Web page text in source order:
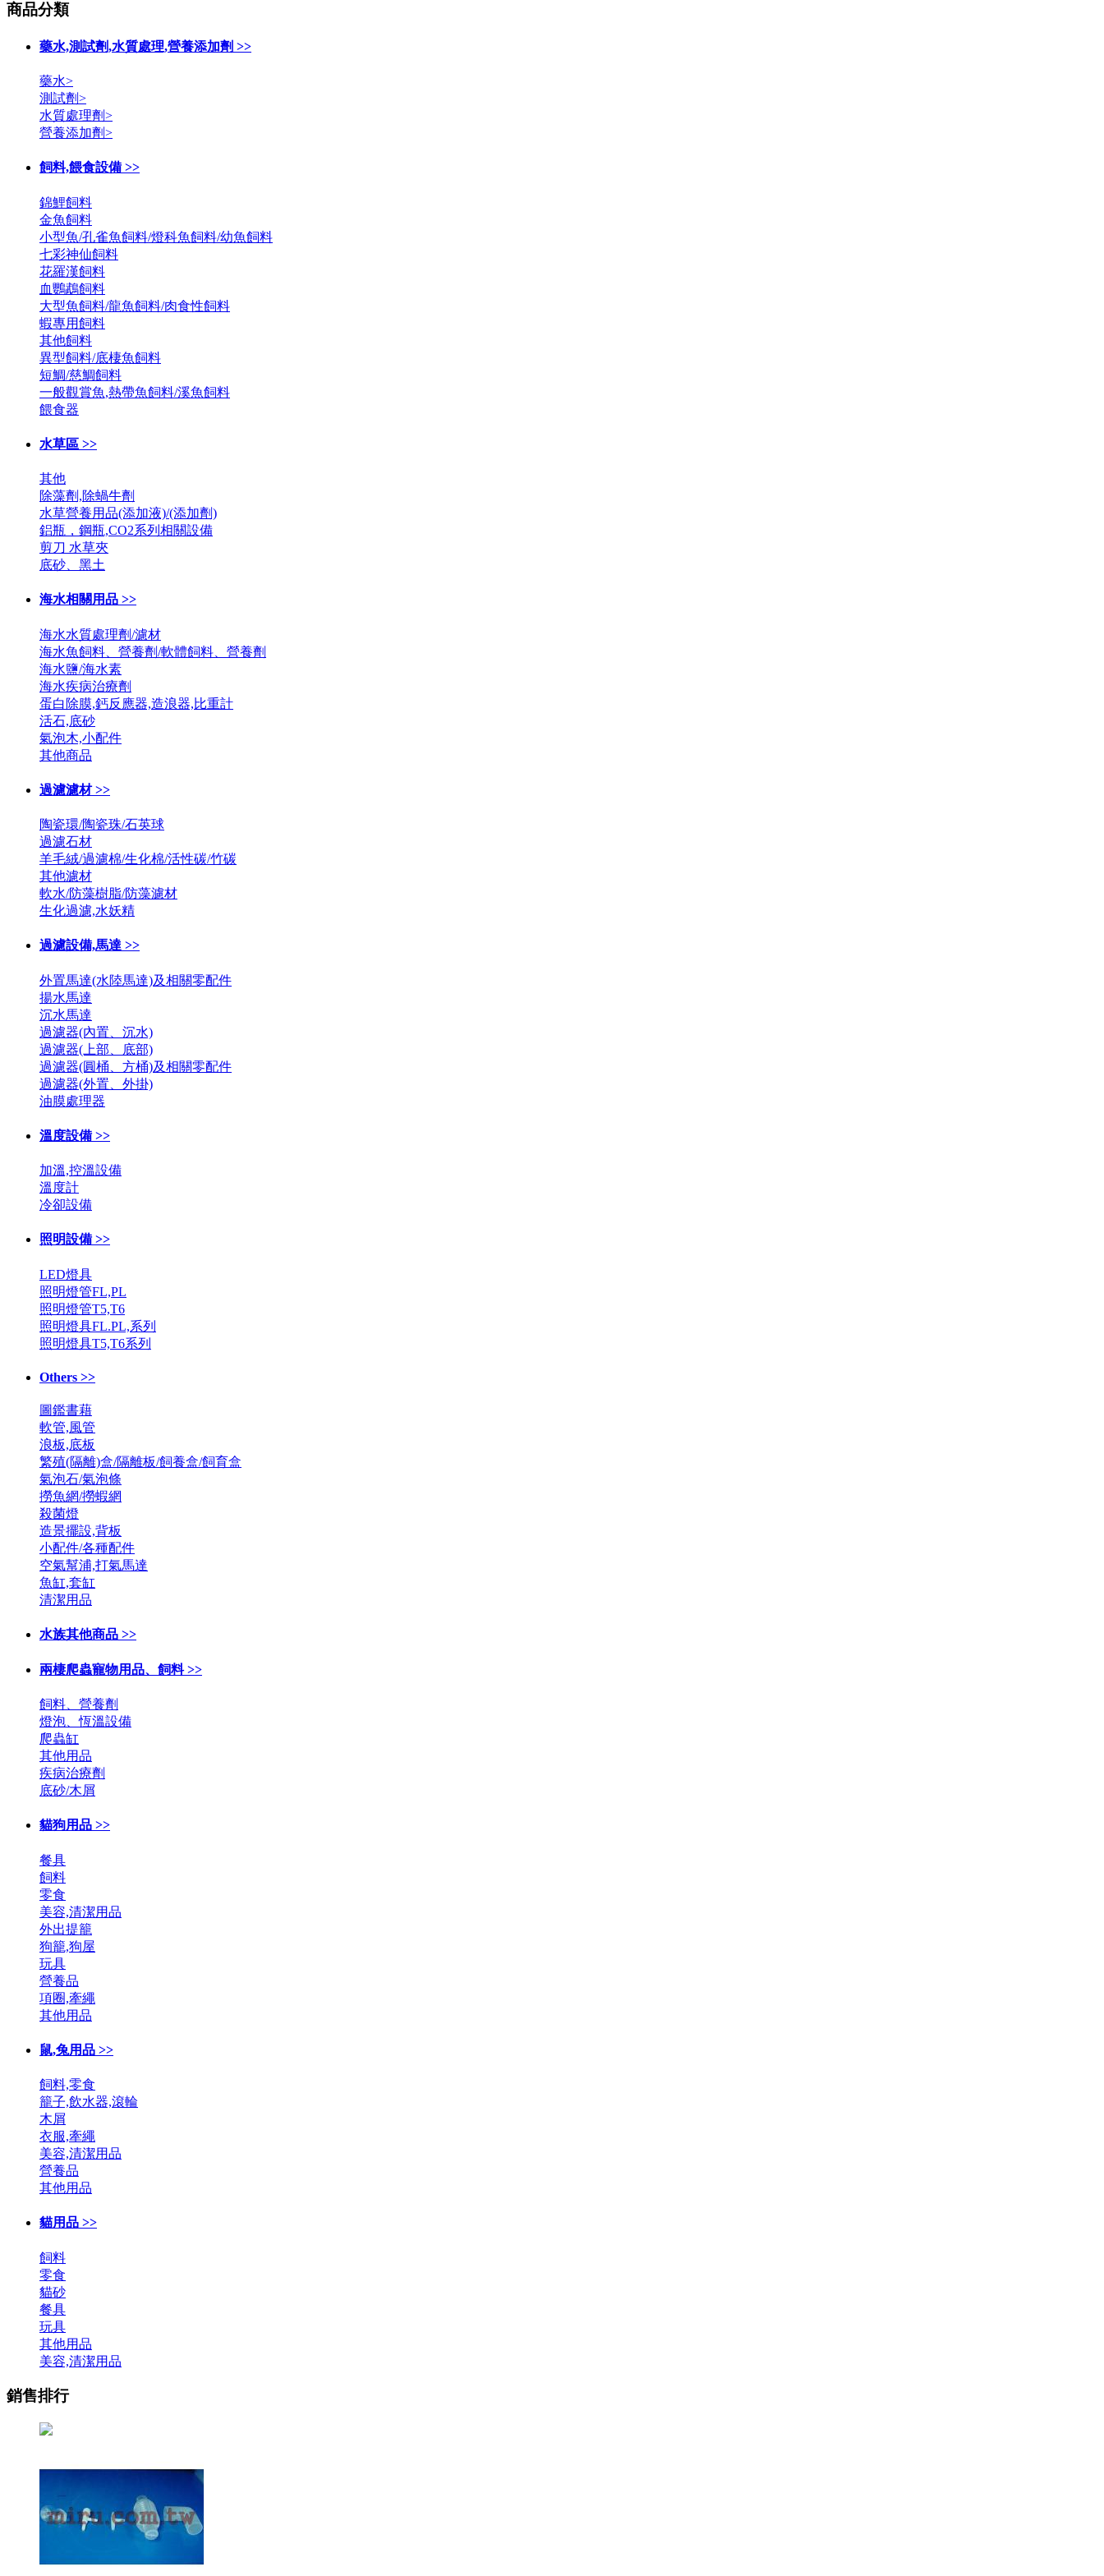
商品分類
藥水,測試劑,水質處理,營養添加劑 >>
藥水>
測試劑>
水質處理劑>
營養添加劑>
飼料,餵食設備 >>
錦鯉飼料
金魚飼料
小型魚/孔雀魚飼料/燈科魚飼料/幼魚飼料
七彩神仙飼料
花羅漢飼料
血鸚鵡飼料
大型魚飼料/龍魚飼料/肉食性飼料
蝦專用飼料
其他飼料
異型飼料/底棲魚飼料
短鯛/慈鯛飼料
一般觀賞魚,熱帶魚飼料/溪魚飼料
餵食器
水草區 >>
其他
除藻劑,除蝸牛劑
水草營養用品(添加液)/(添加劑)
鋁瓶，鋼瓶,CO2系列相關設備
剪刀 水草夾
底砂、黑土
海水相關用品 >>
海水水質處理劑/濾材
海水魚飼料、營養劑/軟體飼料、營養劑
海水鹽/海水素
海水疾病治療劑
蛋白除膜,鈣反應器,造浪器,比重計
活石,底砂
氣泡木,小配件
其他商品
過濾濾材 >>
陶瓷環/陶瓷珠/石英球
過濾石材
羊毛絨/過濾棉/生化棉/活性碳/竹碳
其他濾材
軟水/防藻樹脂/防藻濾材
生化過濾,水妖精
過濾設備,馬達 >>
外置馬達(水陸馬達)及相關零配件
揚水馬達
沉水馬達
過濾器(內置、沉水)
過濾器(上部、底部)
過濾器(圓桶、方桶)及相關零配件
過濾器(外置、外掛)
油膜處理器
溫度設備 >>
加溫,控溫設備
溫度計
冷卻設備
照明設備 >>
LED燈具
照明燈管FL,PL
照明燈管T5,T6
照明燈具FL.PL,系列
照明燈具T5,T6系列
Others >>
圖鑑書藉
軟管,風管
浪板,底板
繁殖(隔離)盒/隔離板/飼養盒/飼育盒
氣泡石/氣泡條
撈魚網/撈蝦網
殺菌燈
造景擺設,背板
小配件/各種配件
空氣幫浦,打氣馬達
魚缸,套缸
清潔用品
水族其他商品 >>
兩棲爬蟲寵物用品、飼料 >>
飼料、營養劑
燈泡、恆溫設備
爬蟲缸
其他用品
疾病治療劑
底砂/木屑
貓狗用品 >>
餐具
飼料
零食
美容,清潔用品
外出提籠
狗籠,狗屋
玩具
營養品
項圈,牽繩
其他用品
鼠,兔用品 >>
飼料,零食
籠子,飲水器,滾輪
木屑
衣服,牽繩
美容,清潔用品
營養品
其他用品
貓用品 >>
飼料
零食
貓砂
餐具
玩具
其他用品
美容,清潔用品
銷售排行